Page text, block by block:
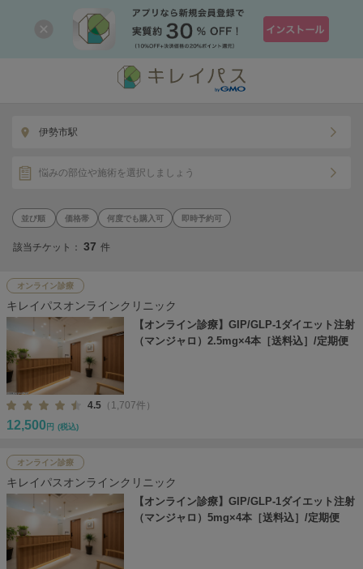
伊勢市駅
悩みの部位や施術を選択しましょう
価格帯 何度でも購入可 即時予約可
該当チケット： 37 件
オンライン診療
キレイパスオンラインクリニック
【オンライン診療】GIP/GLP-1ダイエット注射
（マンジャロ）2.5mg×4本［送料込］/定期便
4.5 （1,707件）
12,500 円 (税込)
オンライン診療
キレイパスオンラインクリニック
【オンライン診療】GIP/GLP-1ダイエット注射
（マンジャロ）5mg×4本［送料込］/定期便